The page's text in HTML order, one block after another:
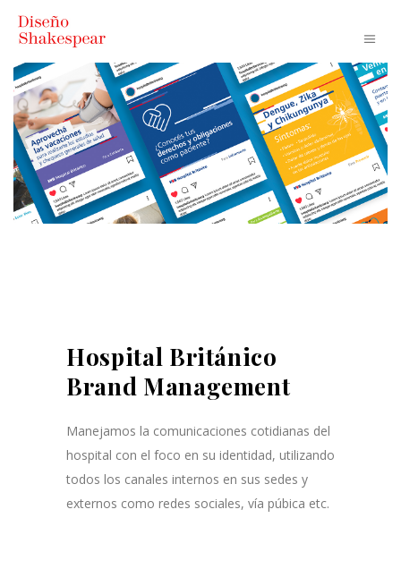
Hospital Británico
Brand Management
Manejamos la comunicaciones cotidianas del
hospital con el foco en su identidad, utilizando
todos los canales internos en sus sedes y
externos como redes sociales, vía púbica etc.